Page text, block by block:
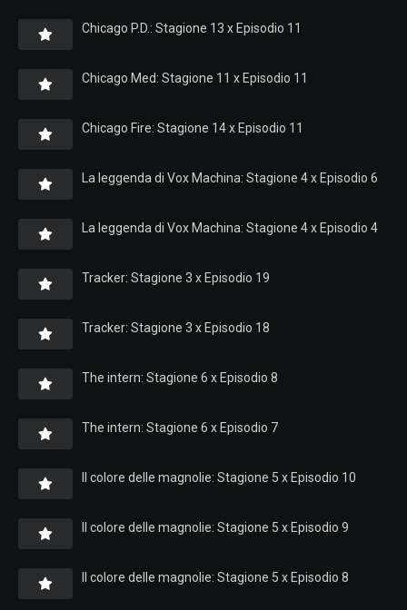
Chicago P.D.: Stagione 13 x Episodio 11
Chicago Med: Stagione 11 x Episodio 11
Chicago Fire: Stagione 14 x Episodio 11
La leggenda di Vox Machina: Stagione 4 x Episodio 6
La leggenda di Vox Machina: Stagione 4 x Episodio 4
Tracker: Stagione 3 x Episodio 19
Tracker: Stagione 3 x Episodio 18
The intern: Stagione 6 x Episodio 8
The intern: Stagione 6 x Episodio 7
Il colore delle magnolie: Stagione 5 x Episodio 10
Il colore delle magnolie: Stagione 5 x Episodio 9
Il colore delle magnolie: Stagione 5 x Episodio 8